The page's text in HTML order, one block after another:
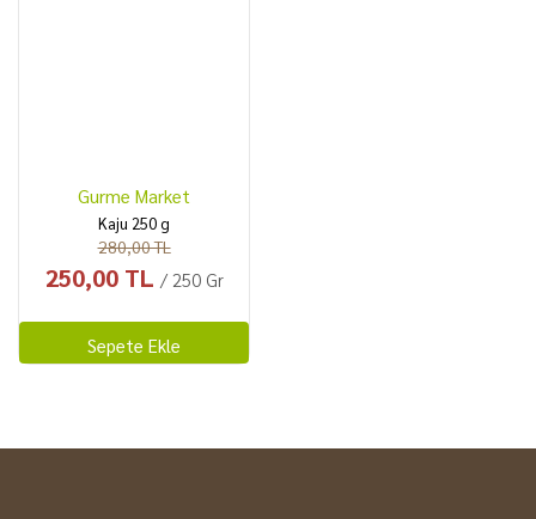
Gurme Market
Kaju 250 g
280,00 TL
250,00 TL / 250 Gr
Sepete Ekle